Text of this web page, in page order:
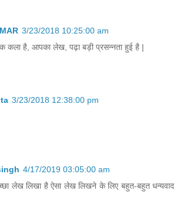
3/23/2018 10:25:00 am
कला है, आपका लेख, पढ़ा बड़ी प्रसन्नता हुई है |
3/23/2018 12:38:00 pm
4/17/2019 03:05:00 am
लेख लिखा है ऐसा लेख लिखने के लिए बहुत-बहुत धन्यवाद